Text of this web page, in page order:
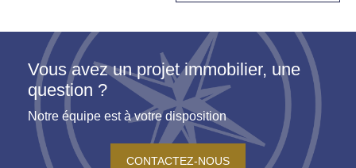
Vous avez un projet immobilier, une
question ?
Notre équipe est à votre disposition
CONTACTEZ-NOUS